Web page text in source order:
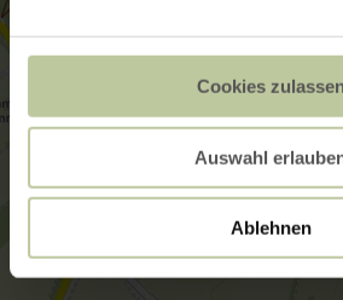
Cookies
Auswahl
Ablehnen